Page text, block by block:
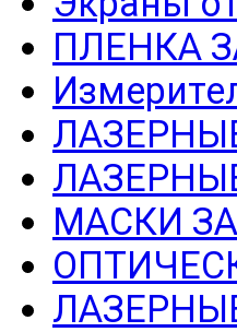
ПЛЕНКА
МАСКИ